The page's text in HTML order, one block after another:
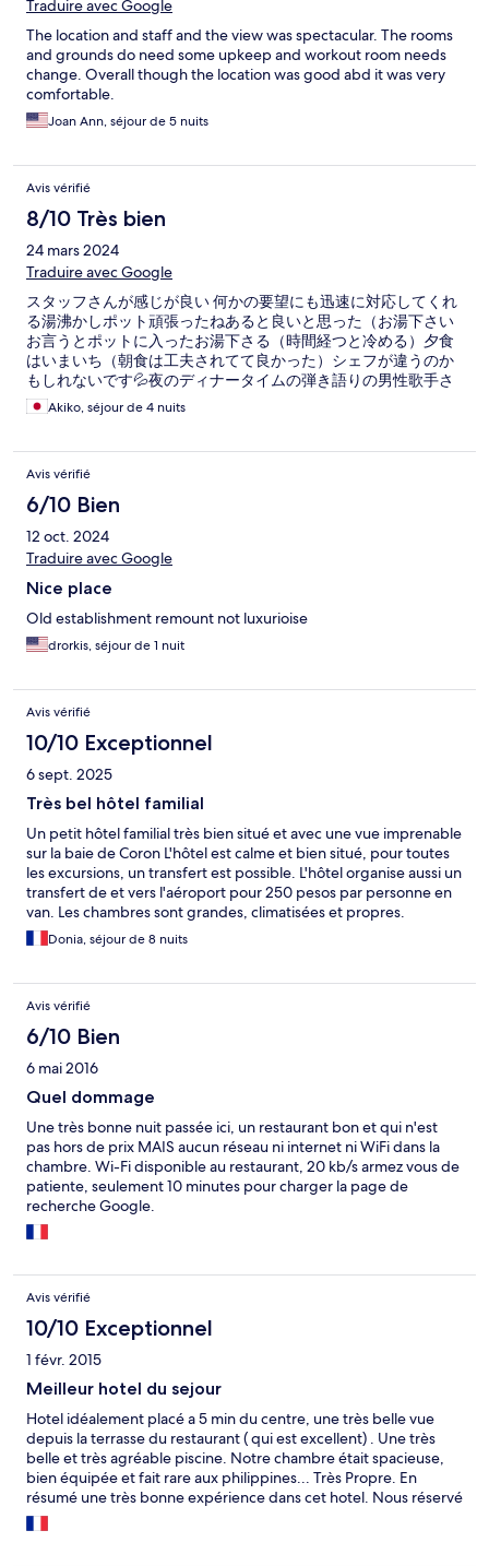
Traduire avec Google
The location and staff and the view was spectacular. The rooms
and grounds do need some upkeep and workout room needs
change. Overall though the location was good abd it was very
comfortable.
Joan Ann, séjour de 5 nuits
Avis vérifié
8/10 Très bien
24 mars 2024
Traduire avec Google
スタッフさんが感じが良い 何かの要望にも迅速に対応してくれ
る湯沸かしポット頑張ったねあると良いと思った（お湯下さい
お言うとポットに入ったお湯下さる（時間経つと冷める）夕食
はいまいち（朝食は工夫されてて良かった）シェフが違うのか
もしれないです💦夜のディナータイムの弾き語りの男性歌手さ
んとても上手です。毎晩歌ってくれます。街からも港からも近
くてオプション行くにも便利なは立地 お
Akiko, séjour de 4 nuits
Avis vérifié
6/10 Bien
12 oct. 2024
Traduire avec Google
Nice place
Old establishment remount not luxurioise
drorkis, séjour de 1 nuit
Avis vérifié
10/10 Exceptionnel
6 sept. 2025
Très bel hôtel familial
Un petit hôtel familial très bien situé et avec une vue imprenable
sur la baie de Coron L'hôtel est calme et bien situé, pour toutes
les excursions, un transfert est possible. L'hôtel organise aussi un
transfert de et vers l'aéroport pour 250 pesos par personne en
van. Les chambres sont grandes, climatisées et propres.
Donia, séjour de 8 nuits
Avis vérifié
6/10 Bien
6 mai 2016
Quel dommage
Une très bonne nuit passée ici, un restaurant bon et qui n'est
pas hors de prix MAIS aucun réseau ni internet ni WiFi dans la
chambre. Wi-Fi disponible au restaurant, 20 kb/s armez vous de
patiente, seulement 10 minutes pour charger la page de
recherche Google.
Avis vérifié
10/10 Exceptionnel
1 févr. 2015
Meilleur hotel du sejour
Hotel idéalement placé a 5 min du centre, une très belle vue
depuis la terrasse du restaurant ( qui est excellent) . Une très
belle et très agréable piscine. Notre chambre était spacieuse,
bien équipée et fait rare aux philippines... Très Propre. En
résumé une très bonne expérience dans cet hotel. Nous réservé
une excursion via l hotel qui était très bien organisée.